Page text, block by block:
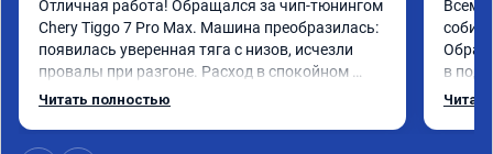
Отличная работа! Обращался за чип-тюнингом
Chery Tiggo 7 Pro Max. Машина преобразилась:
появилась уверенная тяга с низов, исчезли
провалы при разгоне. Расход в спокойном
режиме даже немного снизился. Все сделали
Читать полностью
Всем
в